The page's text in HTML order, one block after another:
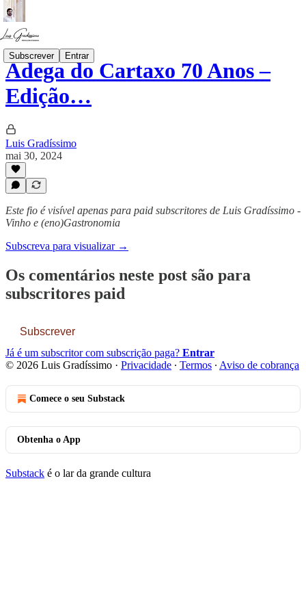
Subscrever Entrar
Adega do Cartaxo 70 Anos –
Edição…
Luis Gradíssimo
mai 30, 2024
Este fio é visível apenas para paid subscritores de Luis Gradíssimo -
Vinho e (eno)Gastronomia
Subscreva para visualizar →
Os comentários neste post são para
subscritores paid
Subscrever
Já é um subscritor com subscrição paga? Entrar
© 2026 Luis Gradíssimo · Privacidade ∙ Termos ∙ Aviso de cobrança
Comece o seu Substack
Obtenha o App
Substack é o lar da grande cultura